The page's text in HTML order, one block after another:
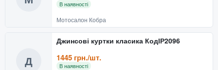
В наявності
Мотосалон Кобра
Д
Джинсові куртки класика КодІР2096
1445 грн./шт.
В наявності